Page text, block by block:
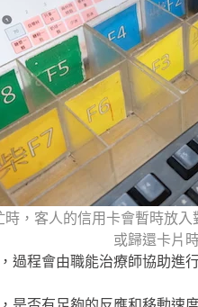
時，客人的信用卡會暫時放
或歸還卡片
過程會由職能治療師協助